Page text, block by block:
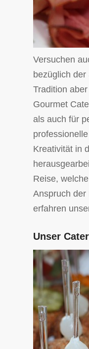
Versuchen
bezüglich
Tradition
Gourmet
als auch für
Kreativität in
Reise,
Anspruch der
erfahren
Unser